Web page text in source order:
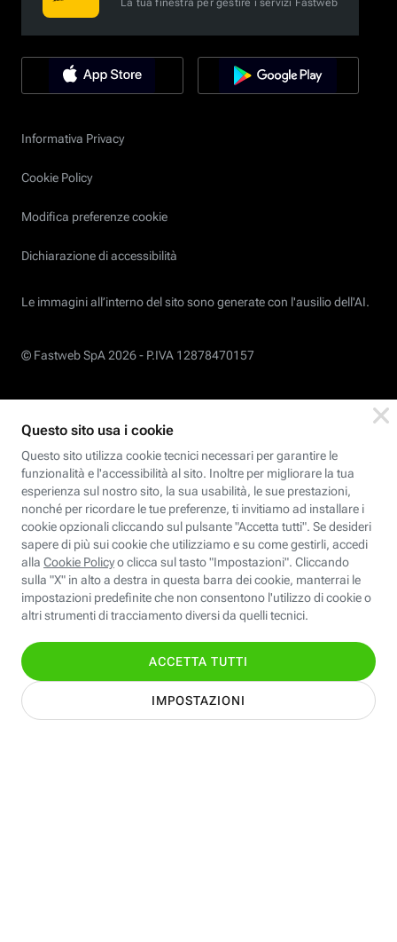
La tua finestra per gestire i servizi Fastweb
Informativa Privacy
Cookie Policy
Modifica preferenze cookie
Dichiarazione di accessibilità
Le immagini all’interno del sito sono generate con l'ausilio dell'AI.
© Fastweb SpA 2026 - P.IVA 12878470157